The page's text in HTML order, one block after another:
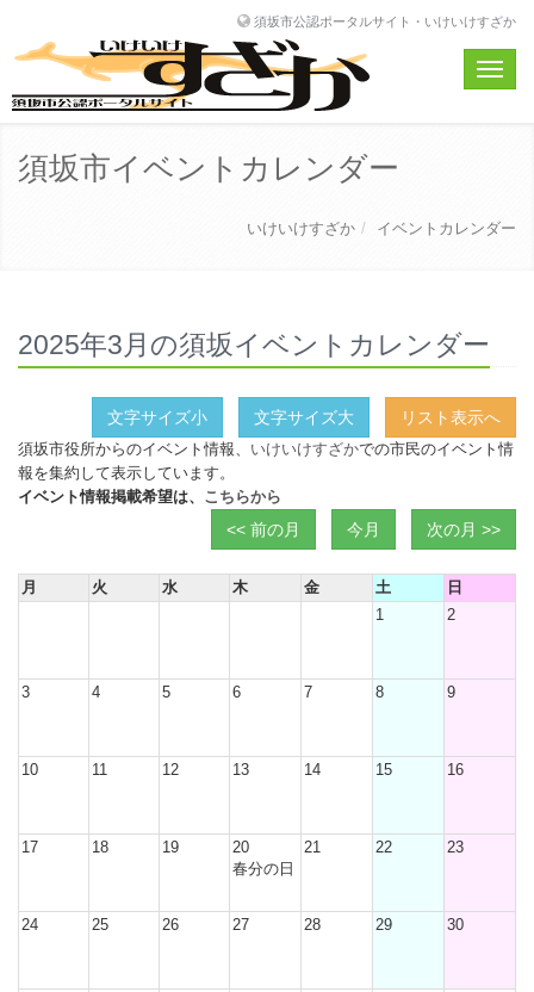
須坂市公認ポータルサイト・いけいけすざか
Toggle
須坂市イベントカレンダー
いけいけすざか イベントカレンダー
2025年3月の須坂イベントカレンダー
文字サイズ小 文字サイズ大 リスト表示へ
須坂市役所からのイベント情報、 いけいけすざかでの市民のイベント情
報を集約して表示しています。
イベント情報掲載希望は、 こちらから
<< 前の月 今月 次の月 >>
月 火 水 木 金 土
日
1
2
3 4 5 6 7 8 9
10 11 12 13 14 15 16
17 18 19
20
春分の日
21 22 23
24 25 26 27 28 29 30